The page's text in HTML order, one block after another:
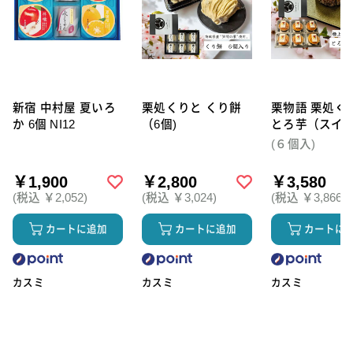
新宿 中村屋 夏いろ
か 6個 NI12
￥1,900
(税込 ￥2,052)
カートに追加
カスミ
栗処くりと くり餅
（6個)
￥2,800
(税込 ￥3,024)
カートに追加
カスミ
栗物語 栗処く
とろ芋（スイ
テト）6個セッ
(６個入)
￥3,580
(税込 ￥3,866)
カートに
カスミ